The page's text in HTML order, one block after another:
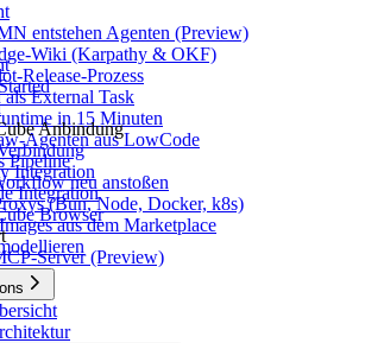
entstehen Agenten (Preview)
Wiki (Karpathy & OKF)
Release-Prozess
als External Task
in 15 Minuten
Agenten aus LowCode
Pipeline
neu anstoßen
(Bun, Node, Docker, k8s)
aus dem Marketplace
Anbindung
Integration
Integration
Browser
Server (Preview)